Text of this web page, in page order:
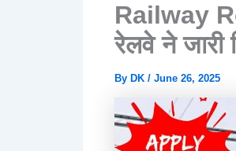
Railway
रेलवे ने जारी
By DK / June 26, 2025